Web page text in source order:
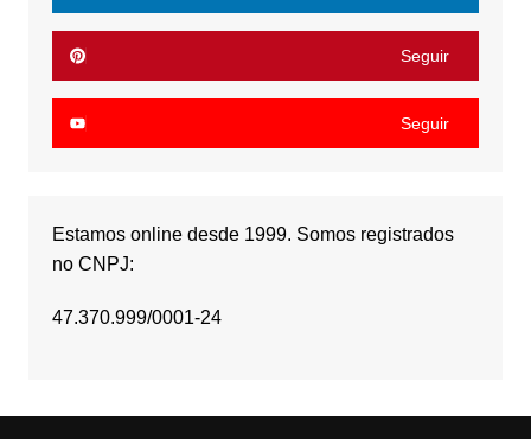
Seguir
Seguir
Estamos online desde 1999. Somos registrados
no CNPJ:
47.370.999/0001-24